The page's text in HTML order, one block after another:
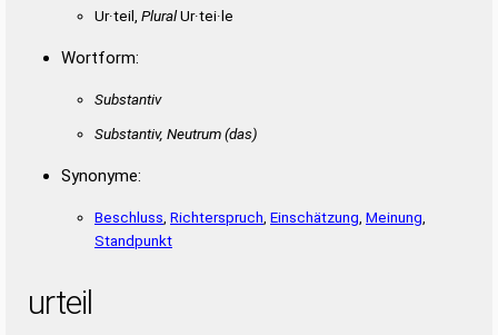
Ur·teil, PluralUr·tei·le
Wortform:
Substantiv
Substantiv, Neutrum(das)
Synonyme:
Beschluss Richterspruch Einschätzung Meinung
Standpunkt
urteil